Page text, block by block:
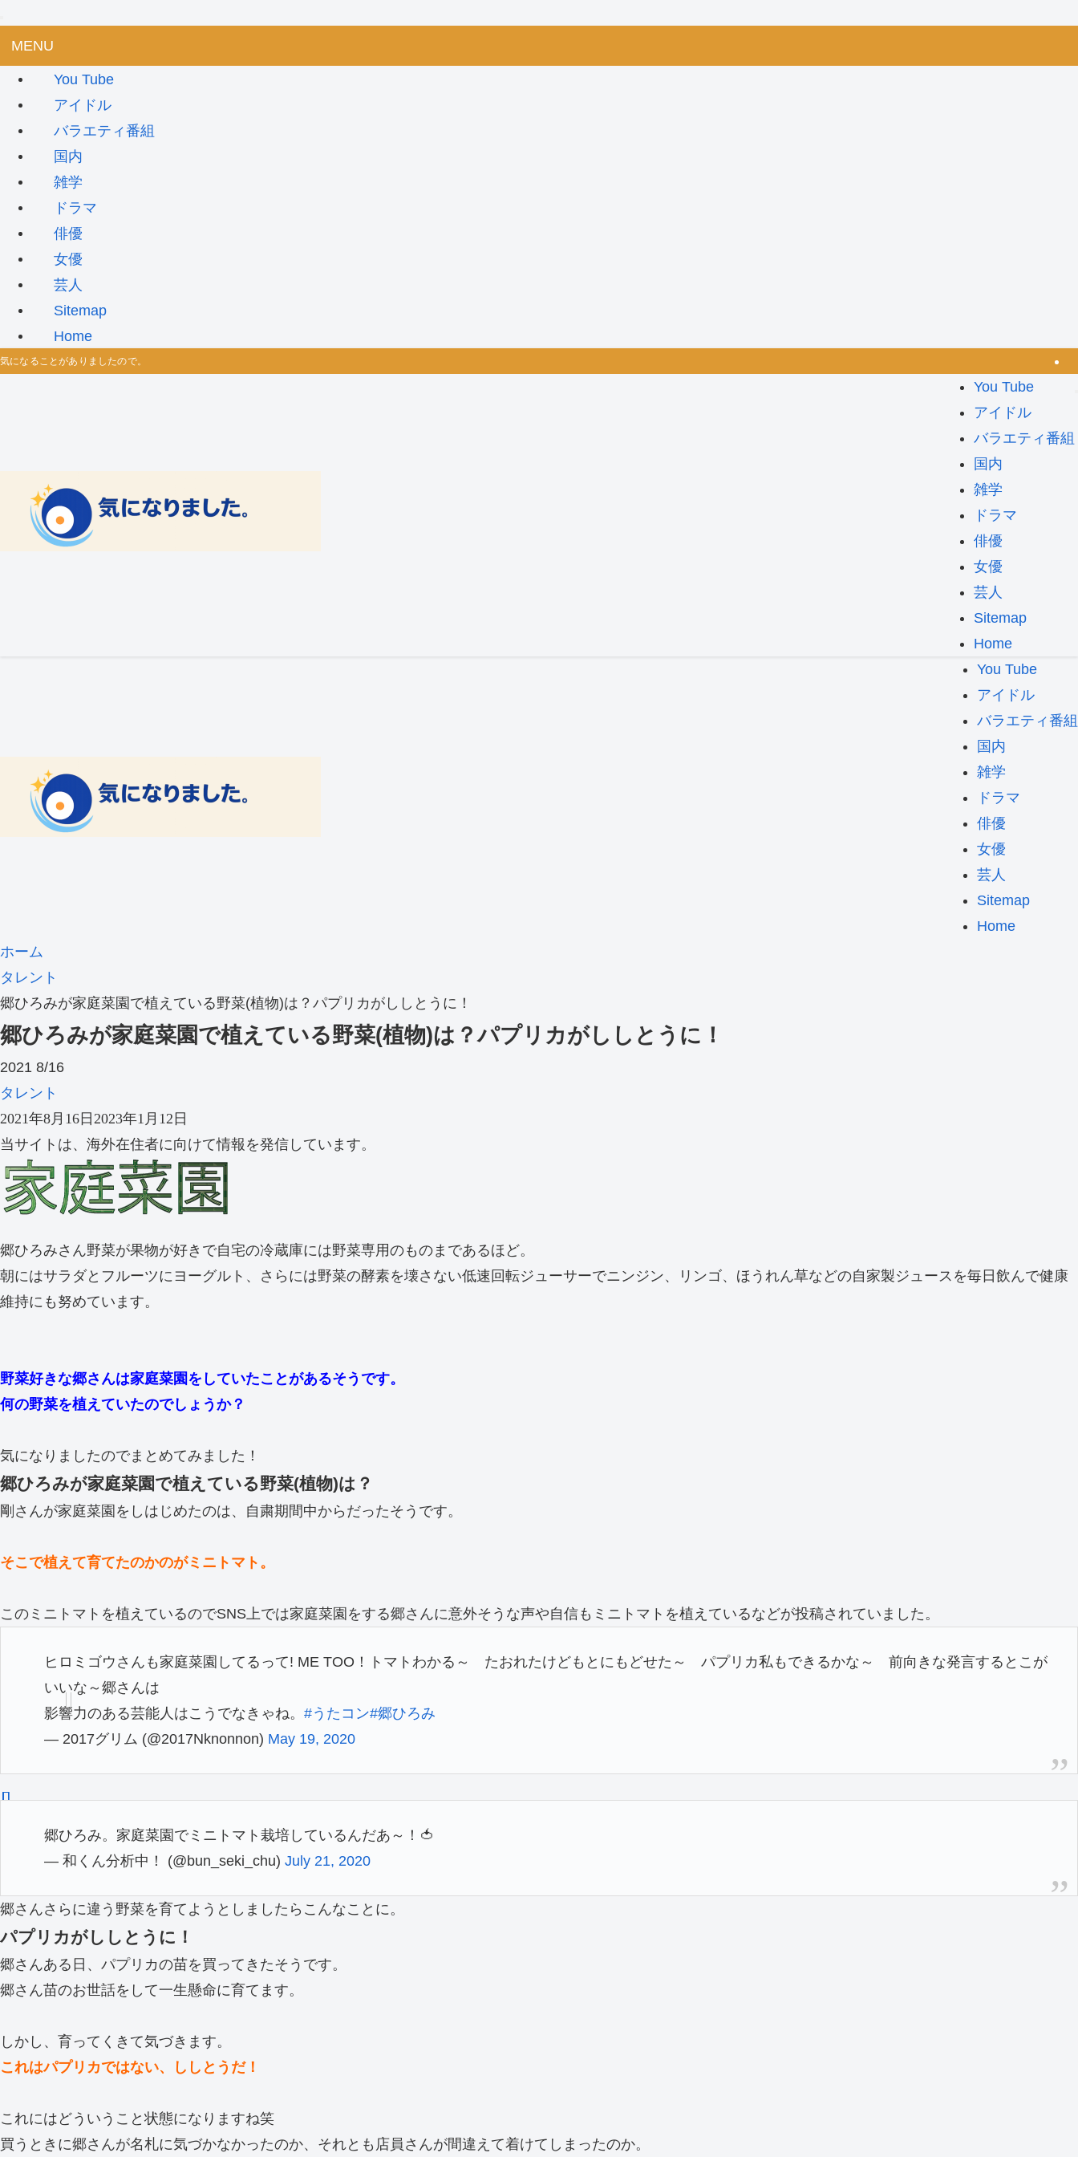
MENU
You Tube
アイドル
バラエティ番組
国内
雑学
ドラマ
俳優
女優
芸人
Sitemap
Home
気になることがありましたので。
You Tube
アイドル
バラエティ番組
国内
雑学
ドラマ
俳優
女優
芸人
Sitemap
Home
You Tube
アイドル
バラエティ番組
国内
雑学
ドラマ
俳優
女優
芸人
Sitemap
Home
ホーム
タレント
郷ひろみが家庭菜園で植えている野菜(植物)は？パプリカがししとうに！
郷ひろみが家庭菜園で植えている野菜(植物)は？パプリカがししとうに！
2021 8/16
タレント
2021年8月16日 2023年1月12日
当サイトは、海外在住者に向けて情報を発信しています。
郷ひろみさん野菜が果物が好きで自宅の冷蔵庫には野菜専用のものまであるほど。
朝にはサラダとフルーツにヨーグルト、さらには野菜の酵素を壊さない低速回転ジューサーでニンジン、リンゴ、ほうれん草などの自家製ジュースを毎日飲んで健康
維持にも努めています。
野菜好きな郷さんは家庭菜園をしていたことがあるそうです。
何の野菜を植えていたのでしょうか？
気になりましたのでまとめてみました！
郷ひろみが家庭菜園で植えている野菜(植物)は？
剛さんが家庭菜園をしはじめたのは、自粛期間中からだったそうです。
そこで植えて育てたのかのがミニトマト。
このミニトマトを植えているのでSNS上では家庭菜園をする郷さんに意外そうな声や自信もミニトマトを植えているなどが投稿されていました。
ヒロミゴウさんも家庭菜園してるって! ME TOO！トマトわかる～ たおれたけどもとにもどせた～ パプリカ私もできるかな～ 前向きな発言するとこが
いいな～郷さんは
影響力のある芸能人はこうでなきゃね。 #うたコン#郷ひろみ
— 2017グリム (@2017Nknonnon) May 19, 2020
郷ひろみ。家庭菜園でミニトマト栽培しているんだあ～！🍅
— 和くん分析中！ (@bun_seki_chu) July 21, 2020
郷さんさらに違う野菜を育てようとしましたらこんなことに。
パプリカがししとうに！
郷さんある日、パプリカの苗を買ってきたそうです。
郷さん苗のお世話をして一生懸命に育てます。
しかし、育ってくきて気づきます。
これはパプリカではない、ししとうだ！
これにはどういうこと状態になりますね笑
買うときに郷さんが名札に気づかなかったのか、それとも店員さんが間違えて着けてしまったのか。